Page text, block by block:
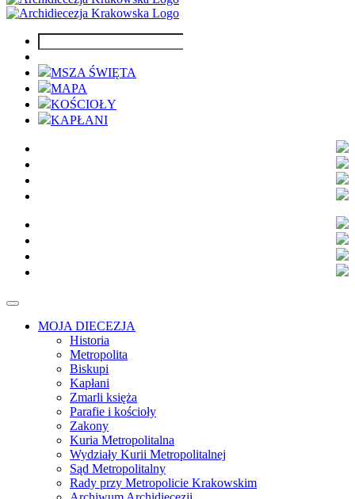
MSZA ŚWIĘTA
MAPA
KOŚCIOŁY
KAPŁANI
MOJA DIECEZJA
Historia
Metropolita
Biskupi
Kapłani
Zmarli księża
Parafie i kościoły
Zakony
Kuria Metropolitalna
Wydziały Kurii Metropolitalnej
Sąd Metropolitalny
Rady przy Metropolicie Krakowskim